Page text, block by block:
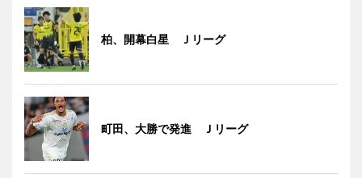
柏、開幕白星 Ｊリーグ
町田、大勝で発進 Ｊリーグ